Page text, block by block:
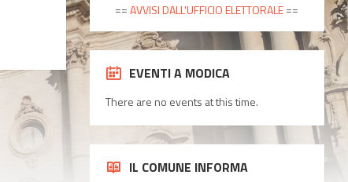
==AVVISI DALL'UFFICIO ELETTORALE==
EVENTI A MODICA
There are no events at this time.
IL COMUNE INFORMA